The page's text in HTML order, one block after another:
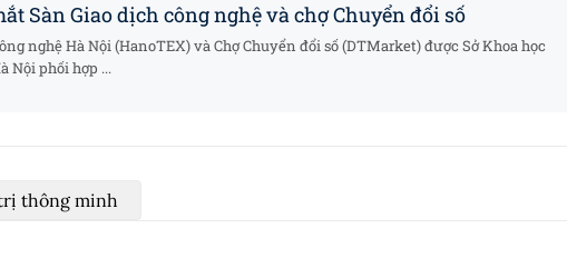
Sàn Giao dịch công nghệ và chợ Chuyển đổi số
nghệ Hà Nội (HanoTEX) và Chợ Chuyển đổi số (DTMarket) được Sở Khoa học
Nội phối hợp ...
thông minh